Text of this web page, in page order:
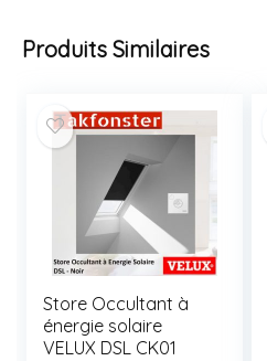
Produits Similaires
Store Occultant à
énergie solaire
VELUX DSL CK01